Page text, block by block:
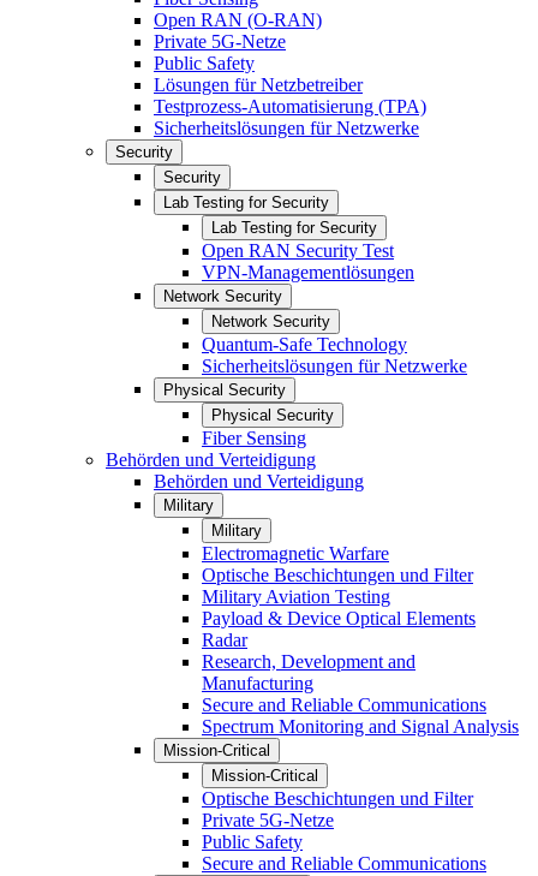
Open RAN (O-RAN)
Private 5G-Netze
Public Safety
Lösungen für Netzbetreiber
Testprozess-Automatisierung (TPA)
Sicherheitslösungen für Netzwerke
Security
Security
Lab Testing for Security
Lab Testing for Security
Open RAN Security Test
VPN-Managementlösungen
Network Security
Network Security
Quantum-Safe Technology
Sicherheitslösungen für Netzwerke
Physical Security
Physical Security
Fiber Sensing
Behörden und Verteidigung
Behörden und Verteidigung
Military
Military
Electromagnetic Warfare
Optische Beschichtungen und Filter
Military Aviation Testing
Payload & Device Optical Elements
Radar
Research, Development and
Manufacturing
Secure and Reliable Communications
Spectrum Monitoring and Signal Analysis
Mission-Critical
Mission-Critical
Optische Beschichtungen und Filter
Private 5G-Netze
Public Safety
Secure and Reliable Communications